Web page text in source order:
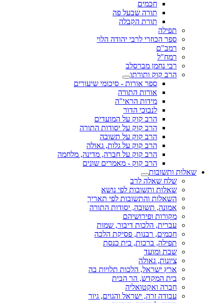
חכמים
תורה שבעל פה
תורת הקבלה
תפילה
ספר הכוזרי לרבי יהודה הלוי
רמב"ם
רמח"ל
רבי נחמן מברסלב
הרב קוק ותורתו
ספר אורות - סיכומי שיעורים
אורות התורה
מידות הראי"ה
לנבוכי הדור
הרב קוק על המועדים
הרב קוק על יסודות התורה
הרב קוק על תשובה
הרב קוק על גלות, גאולה
הרב קוק על חברה, מדינה, מלחמה
הרב קוק - מאמרים שונים
שאלות ותשובות
שלח שאלה לרב
שאלות ותשובות לפי נושא
השאלות והתשובות לפי תאריך
אמונה, תשובה, יסודות התורה
מקורות ופירושיהם
עברית, הלכות דיבור, שמות
חכמים, רבנות, פסיקת הלכה
תפילה, ברכות, בית כנסת
שבת ומועד
ציונות, גאולה
ארץ ישראל, הלכות תלויות בה
בית המקדש, הר הבית
חברה ואקטואליה
עבודה זרה, ישראל והגוים, גיור